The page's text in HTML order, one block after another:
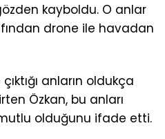
kayboldu. O anlar
drone ile havadan
anların oldukça
Özkan, bu anları
mutlu olduğunu ifade etti.